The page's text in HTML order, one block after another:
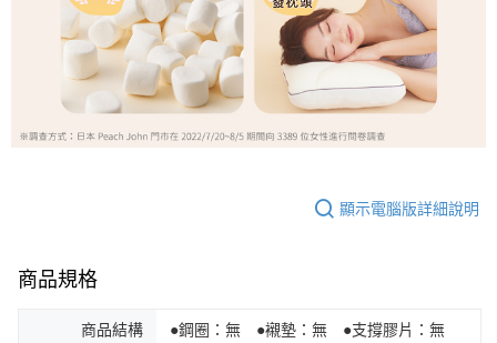
顯示電腦版詳細說明
商品規格
商品結構
●鋼圈：無 ●襯墊：無 ●支撐膠片：無